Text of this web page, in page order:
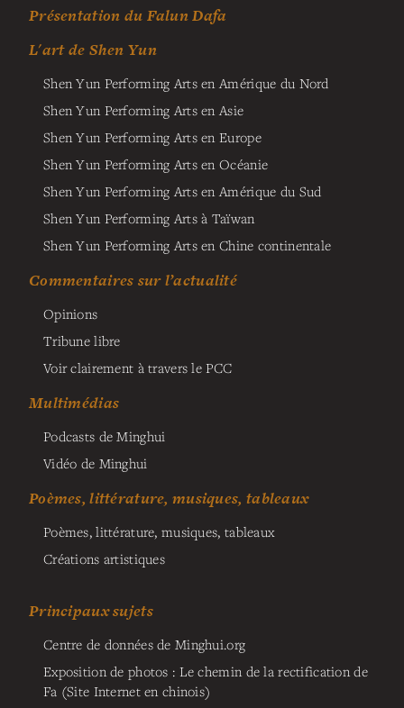
Présentation du Falun Dafa
L'art de Shen Yun
Shen Yun Performing Arts en Amérique du Nord
Shen Yun Performing Arts en Asie
Shen Yun Performing Arts en Europe
Shen Yun Performing Arts en Océanie
Shen Yun Performing Arts en Amérique du Sud
Shen Yun Performing Arts à Taïwan
Shen Yun Performing Arts en Chine continentale
Commentaires sur l’actualité
Opinions
Tribune libre
Voir clairement à travers le PCC
Multimédias
Podcasts de Minghui
Vidéo de Minghui
Poèmes, littérature, musiques, tableaux
Poèmes, littérature, musiques, tableaux
Créations artistiques
Principaux sujets
Centre de données de Minghui.org
Exposition de photos : Le chemin de la rectification de
Fa (Site Internet en chinois)